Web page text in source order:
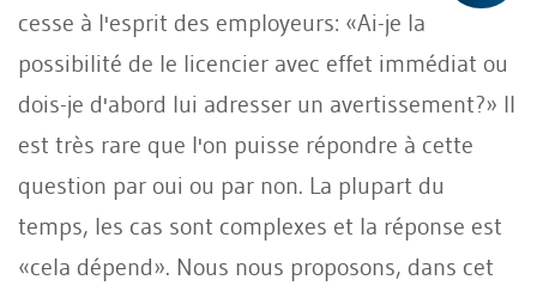
cesse à l'esprit des employeurs: «Ai-je la
possibilité de le licencier avec effet immédiat ou
dois-je d'abord lui adresser un avertissement?» Il
est très rare que l'on puisse répondre à cette
question par oui ou par non. La plupart du
temps, les cas sont complexes et la réponse est
«cela dépend». Nous nous proposons, dans cet